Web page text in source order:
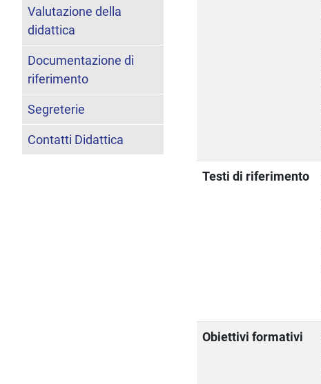
Testi di riferimento
Obiettivi formativi
Valutazione della
didattica
Documentazione di
riferimento
Segreterie
Contatti Didattica